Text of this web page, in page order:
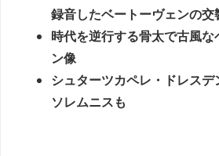
録音したベートーヴェンの交
時代を逆行する骨太で古風な
ン像
シュターツカペレ・ドレスデ
ソレムニスも